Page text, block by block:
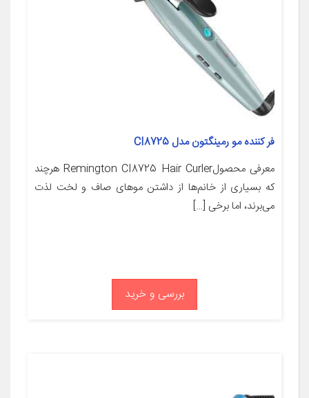
فر کننده مو رمینگتون مدل CI8725
معرفی محصولRemington CI8725 Hair Curler هرچند
که بسیاری از خانم‌ها از داشتن موهای صاف و لخت لذت
می‌برند، اما برخی […]
بررسی و خرید